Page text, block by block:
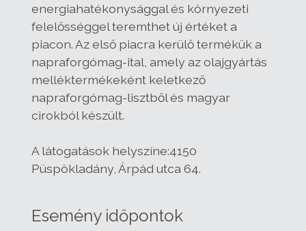
energiahatékonysággal és környezeti
felelősséggel teremthet új értéket a
piacon. Az első piacra kerülő termékük a
napraforgómag-ital, amely az olajgyártás
melléktermékeként keletkező
napraforgómag-lisztből és magyar
cirokból készült.
A látogatások helyszíne:4150
Püspökladány, Árpád utca 64.
Esemény időpontok